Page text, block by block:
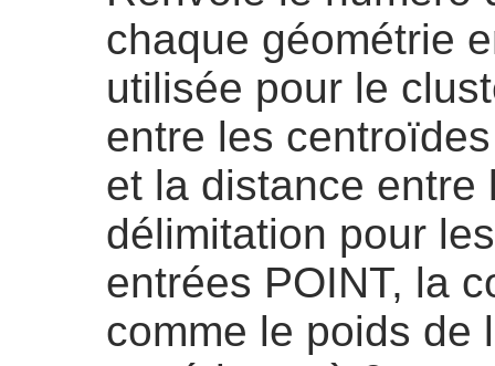
chaque géométrie
utilisée pour le
entre les
et la distance
délimitation pour
entrées POINT, la
comme le poids de